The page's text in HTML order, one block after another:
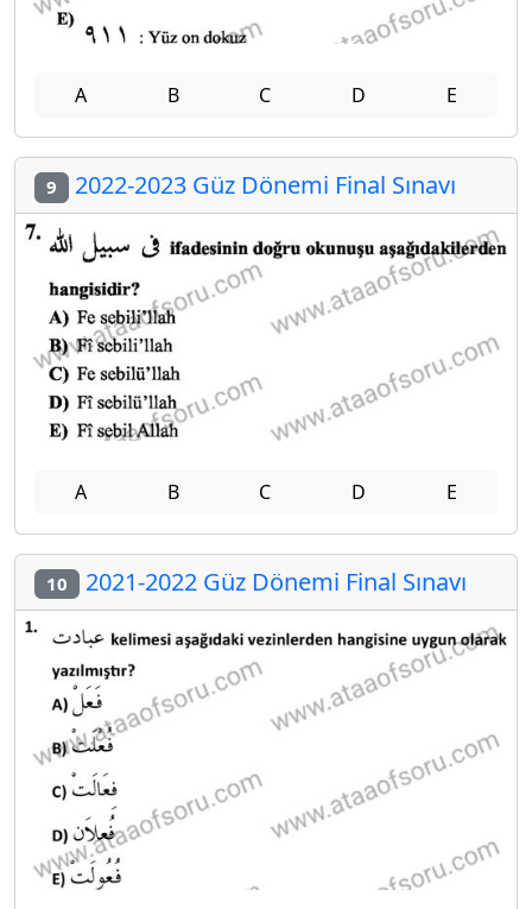
A B C D E
9 2022-2023 Güz Dönemi Final Sınavı
A B C D E
10 2021-2022 Güz Dönemi Final Sınavı